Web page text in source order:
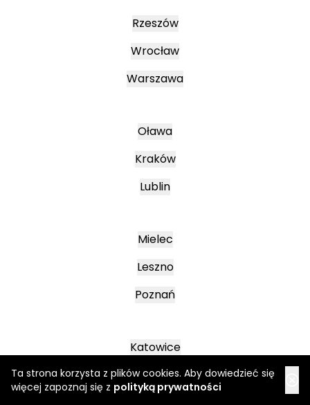
Ta strona korzysta z plików cookies. Aby dowiedzieć się
więcej zapoznaj się z polityką prywatności
Rzeszów
Wrocław
Warszawa
Oława
Kraków
Lublin
Mielec
Leszno
Poznań
Katowice
Jasło